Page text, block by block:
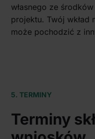
własnego ze
projektu. Twój wkład
może pochodzić z
5. TERMINY
Terminy